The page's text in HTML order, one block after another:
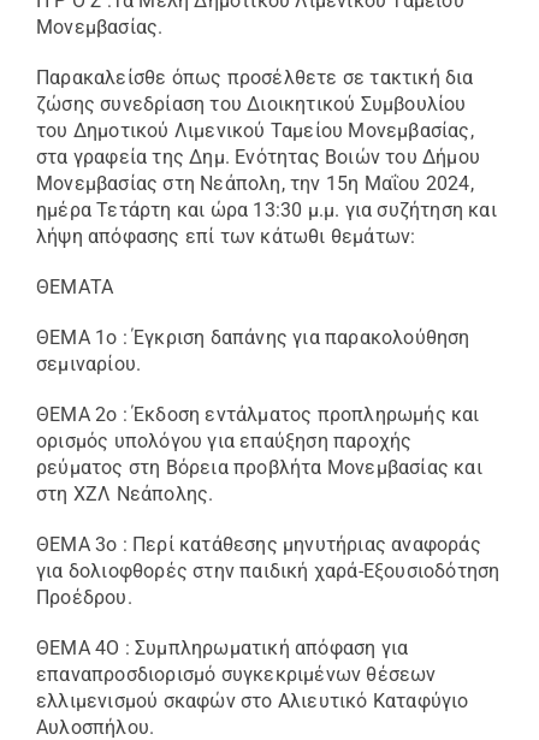
Μονεμβασίας.
Παρακαλείσθε όπως προσέλθετε σε τακτική δια
ζώσης συνεδρίαση του Διοικητικού Συμβουλίου
του Δημοτικού Λιμενικού Ταμείου Μονεμβασίας,
στα γραφεία της Δημ. Ενότητας Βοιών του Δήμου
Μονεμβασίας στη Νεάπολη, την 15η Μαΐου 2024,
ημέρα Τετάρτη και ώρα 13:30 μ.μ. για συζήτηση και
λήψη απόφασης επί των κάτωθι θεμάτων:
ΘΕΜΑΤΑ
ΘΕΜΑ 1ο : Έγκριση δαπάνης για παρακολούθηση
σεμιναρίου.
ΘΕΜΑ 2ο : Έκδοση εντάλματος προπληρωμής και
ορισμός υπολόγου για επαύξηση παροχής
ρεύματος στη Βόρεια προβλήτα Μονεμβασίας και
στη ΧΖΛ Νεάπολης.
ΘΕΜΑ 3ο : Περί κατάθεσης μηνυτήριας αναφοράς
για δολιοφθορές στην παιδική χαρά-Εξουσιοδότηση
Προέδρου.
ΘΕΜΑ 4Ο : Συμπληρωματική απόφαση για
επαναπροσδιορισμό συγκεκριμένων θέσεων
ελλιμενισμού σκαφών στο Αλιευτικό Καταφύγιο
Αυλοσπήλου.